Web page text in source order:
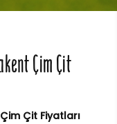
Çim Çit
Çit Fiyatları